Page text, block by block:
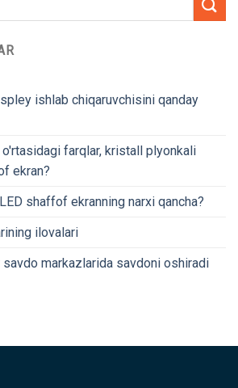
ishlab chiqaruvchisini qanday
farqlar, kristall plyonkali
ekran?
shaffof ekranning narxi qancha?
ilovalari
markazlarida savdoni oshiradi